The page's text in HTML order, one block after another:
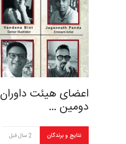
اعضای هیئت داوران
دومین …
نتایج و برندگان 2 سال قبل